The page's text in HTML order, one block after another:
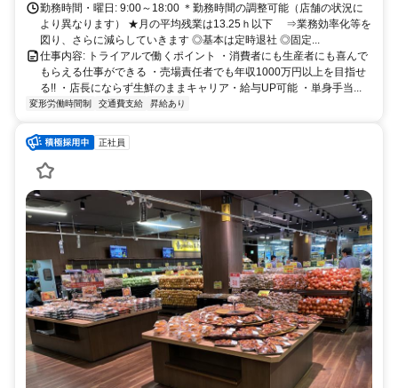
勤務時間・曜日: 9:00～18:00 ＊勤務時間の調整可能（店舗の状況に
より異なります） ★月の平均残業は13.25ｈ以下 ⇒業務効率化等を
図り、さらに減らしていきます ◎基本は定時退社 ◎固定...
仕事内容: トライアルで働くポイント ・消費者にも生産者にも喜んで
もらえる仕事ができる ・売場責任者でも年収1000万円以上を目指せ
る!! ・店長にならず生鮮のままキャリア・給与UP可能 ・単身手当...
変形労働時間制 交通費支給 昇給あり
正社員